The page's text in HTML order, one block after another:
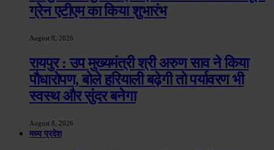
ग्रेन एटीएम का किया शुभारंभ
August 8, 2026
रायपुर : उप मुख्यमंत्री श्री अरुण साव ने किया
पौधारोपण, बोले हरियाली बढ़ेगी तो पर्यावरण भी
स्वस्थ और सुंदर बनेगा
August 8, 2026
मध्य प्रदेश